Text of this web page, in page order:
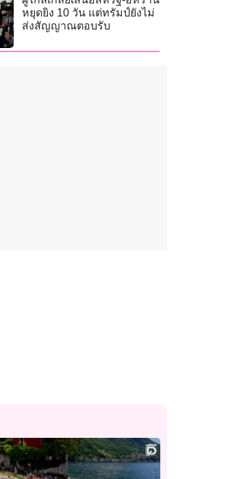
หยุดยิง 10 วัน แต่ทรัมป์ยังไม่
ส่งสัญญาณตอบรับ